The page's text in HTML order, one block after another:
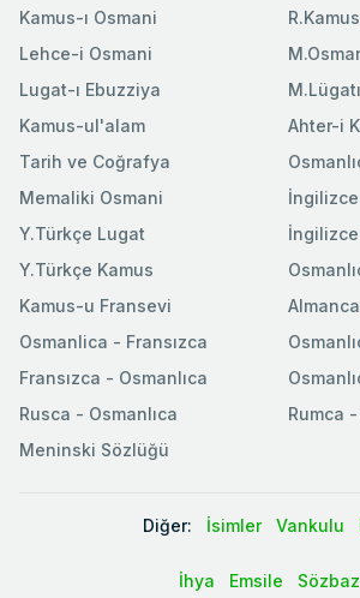
Kamus-ı Osmani
Lehce-i Osmani
Lugat-ı Ebuzziya
Kamus-ul'alam
Tarih ve Coğrafya
Memaliki Osmani
Y.Türkçe Lugat
Y.Türkçe Kamus
Ahter-i
Kamus-u Fransevi
Osmanlica - Fransızca
Fransızca - Osmanlıca
Rusca - Osmanlıca
Meninski Sözlüğü
Rumca
Diğer: İsimler Vankulu
İhya Emsile Sözbaz